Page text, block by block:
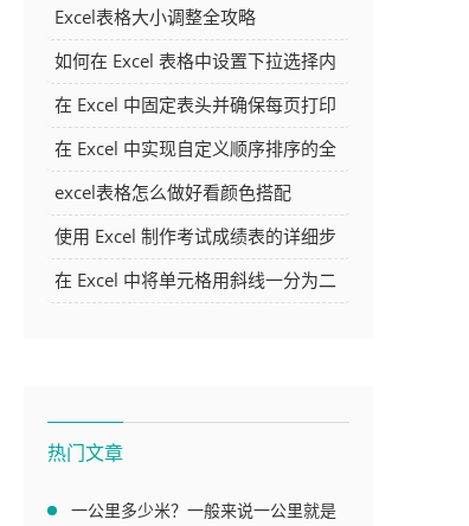
字的多种方法
Excel表格大小调整全攻略
如何在 Excel 表格中设置下拉选择内
容
在 Excel 中固定表头并确保每页打印
时都显示表头的方法详解
在 Excel 中实现自定义顺序排序的全
面指南
excel表格怎么做好看颜色搭配
使用 Excel 制作考试成绩表的详细步
骤及技巧
在 Excel 中将单元格用斜线一分为二
热门文章
一公里多少米？一般来说一公里就是